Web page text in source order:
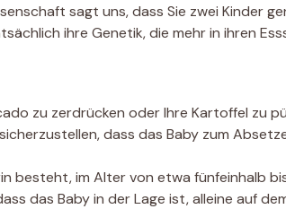
sagt uns, dass Sie zwei Kinder
ihre Genetik, die mehr in ihren
zu zerdrücken oder Ihre Kartoffel zu
dass das Baby zum
besteht, im Alter von etwa fünfeinhalb
das Baby in der Lage ist, alleine auf